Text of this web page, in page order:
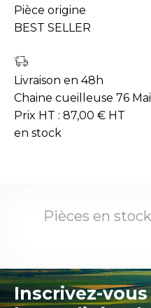
Pièce origine
BEST SELLER
Livraison en 48h
Chaine cueilleuse 76
Prix HT : 87,00 € HT
en stock
Pièces en
Inscrivez-